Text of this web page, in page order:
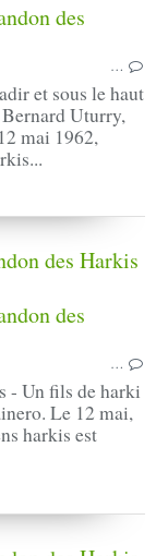
…
et sous le haut
Uturry,
mai 1962,
des Harkis
…
- Un fils de harki
Le 12 mai,
harkis est